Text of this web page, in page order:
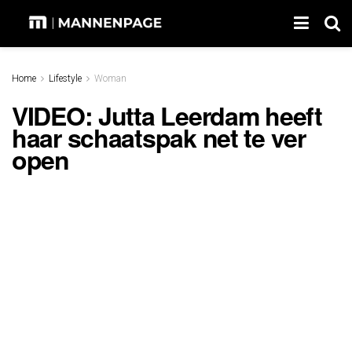
Home Lifestyle Woman
VIDEO: Jutta Leerdam heeft
haar schaatspak net te ver
open